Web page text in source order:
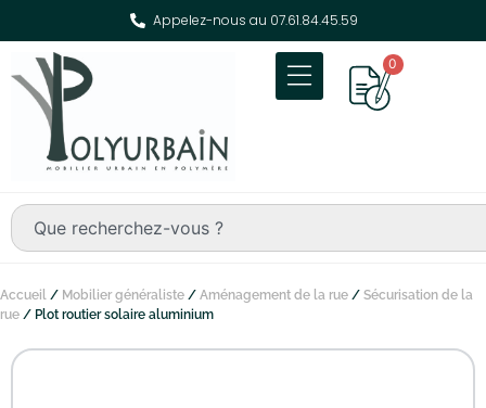
Appelez-nous au 07.61.84.45.59
0
Accueil / Mobilier généraliste / Aménagement de la rue / Sécurisation de la
rue / Plot routier solaire aluminium